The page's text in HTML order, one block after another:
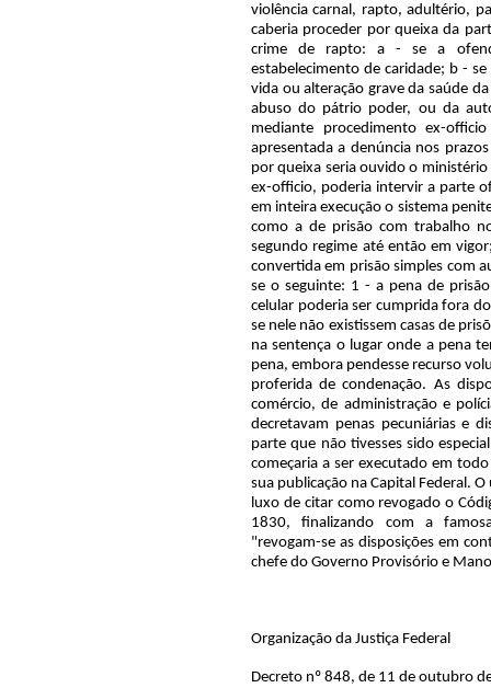
violência carnal, rapto, adultério,
caberia proceder por queixa da
crime de rapto: a - se a
estabelecimento de caridade; b -
vida ou alteração grave da saúde
abuso do pátrio poder, ou da
mediante procedimento ex-
apresentada a denúncia nos
por queixa seria ouvido o
ex-officio, poderia intervir a parte
em inteira execução o sistema
como a de prisão com trabalho
segundo regime até então em
convertida em prisão simples com
se o seguinte: 1 - a pena de
celular poderia ser cumprida fora
se nele não existissem casas de
na sentença o lugar onde a pena
pena, embora pendesse recurso
proferida de condenação. As
comércio, de administração e
decretavam penas pecuniárias e
parte que não tivesses sido
começaria a ser executado em
sua publicação na Capital Federal.
luxo de citar como revogado o
1830, finalizando com a
"revogam-se as disposições em
chefe do Governo Provisório e
Organização da Justiça Federal
Decreto nº 848, de 11 de outubro